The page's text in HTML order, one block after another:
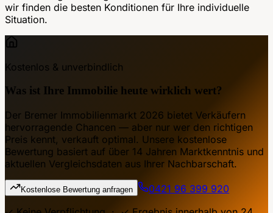
wir finden die besten Konditionen für Ihre individuelle
Situation.
Kostenlos & unverbindlich
Was ist Ihre Immobilie heute wirklich wert?
Der Bremer Immobilienmarkt 2026 bietet Verkäufern
hervorragende Chancen — aber nur wer den richtigen
Preis kennt, verkauft optimal. Unsere kostenlose
Bewertung basiert auf über 14 Jahren Marktkenntnis und
aktuellen Vergleichsdaten aus Ihrer Nachbarschaft.
Kostenlose Bewertung anfragen
0421 96 399 920